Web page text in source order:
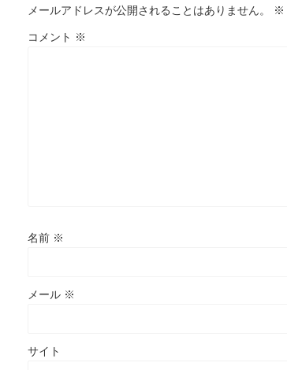
メールアドレスが公開されることはありません。 ※
コメント ※
名前 ※
メール ※
サイト